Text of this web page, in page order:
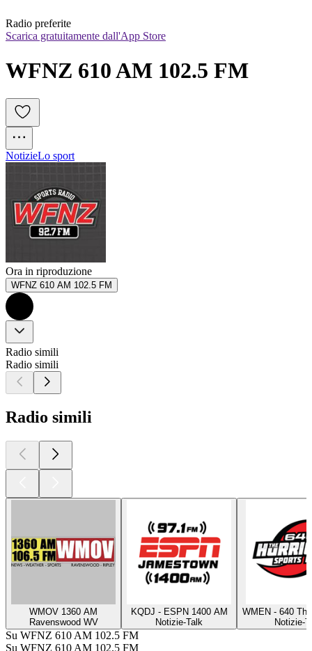
Radio preferite
Scarica gratuitamente dall'App Store
WFNZ 610 AM 102.5 FM
NotizieLo sport
Ora in riproduzione
WFNZ 610 AM 102.5 FM
Radio simili
Radio simili
Radio simili
WMOV 1360 AM
Ravenswood WV
KQDJ - ESPN 1400 AM
Notizie-Talk
WMEN - 640
Notizie-
Su WFNZ 610 AM 102.5 FM
Su WFNZ 610 AM 102.5 FM